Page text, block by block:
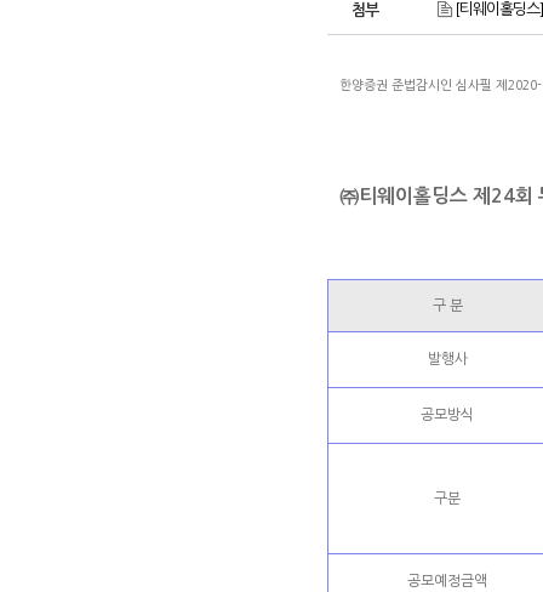
첨부 [티웨이홀딩
한양증권 준법감시인 심사필 제
㈜티웨이홀딩스 제24회
구 분
발행사
공모방식
구분
공모예정금액